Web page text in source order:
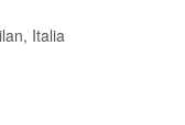
Italia